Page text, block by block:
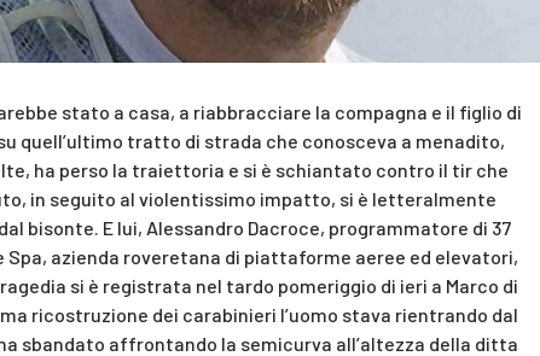
stato a casa, a riabbracciare la compagna e il figlio di
quell’ultimo tratto di strada che conosceva a menadito,
ha perso la traiettoria e si è schiantato contro il tir che
in seguito al violentissimo impatto, si è letteralmente
bisonte. E lui, Alessandro Dacroce, programmatore di 37
Spa, azienda roveretana di piattaforme aeree ed elevatori,
si è registrata nel tardo pomeriggio di ieri a Marco di
ricostruzione dei carabinieri l’uomo stava rientrando dal
sbandato affrontando la semicurva all’altezza della ditta